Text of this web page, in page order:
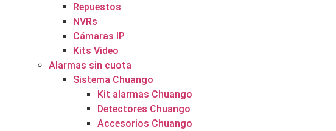
Repuestos
NVRs
Cámaras IP
Kits Video
Alarmas sin cuota
Sistema Chuango
Kit alarmas Chuango
Detectores Chuango
Accesorios Chuango